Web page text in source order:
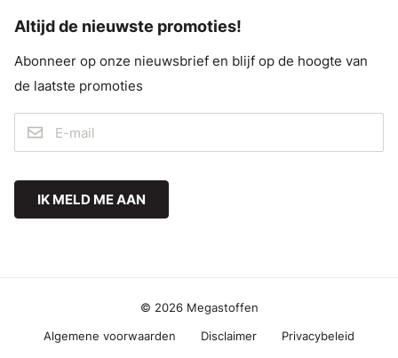
Altijd de nieuwste promoties!
Abonneer op onze nieuwsbrief en blijf op de hoogte van
de laatste promoties
IK MELD ME AAN
© 2026 Megastoffen
Algemene voorwaarden Disclaimer Privacybeleid